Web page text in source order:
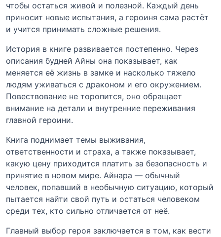
чтобы остаться живой и полезной. Каждый день
приносит новые испытания, а героиня сама растёт
и учится принимать сложные решения.
История в книге развивается постепенно. Через
описания будней Айны она показывает, как
меняется её жизнь в замке и насколько тяжело
людям уживаться с драконом и его окружением.
Повествование не торопится, оно обращает
внимание на детали и внутренние переживания
главной героини.
Книга поднимает темы выживания,
ответственности и страха, а также показывает,
какую цену приходится платить за безопасность и
принятие в новом мире. Айнара — обычный
человек, попавший в необычную ситуацию, который
пытается найти свой путь и остаться человеком
среди тех, кто сильно отличается от неё.
Главный выбор героя заключается в том, как вести